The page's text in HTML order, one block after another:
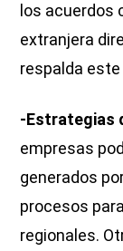
los acuerdos
extranjera
respalda
-Estrategias
empresas
generados
procesos
regionales.